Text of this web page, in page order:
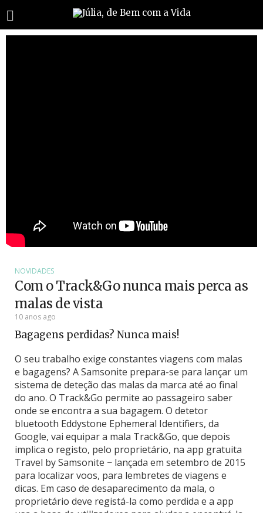
NOVIDADES
Com o Track&Go nunca mais perca as
malas de vista
10 anos ago
Bagagens perdidas? Nunca mais!
O seu trabalho exige constantes viagens com malas
e bagagens? A Samsonite prepara-se para lançar um
sistema de deteção das malas da marca até ao final
do ano. O Track&Go permite ao passageiro saber
onde se encontra a sua bagagem. O detetor
bluetooth Eddystone Ephemeral Identifiers, da
Google, vai equipar a mala Track&Go, que depois
implica o registo, pelo proprietário, na app gratuita
Travel by Samsonite − lançada em setembro de 2015
para localizar voos, para lembretes de viagens e
dicas. Em caso de desaparecimento da mala, o
proprietário deve registá-la como perdida e a app